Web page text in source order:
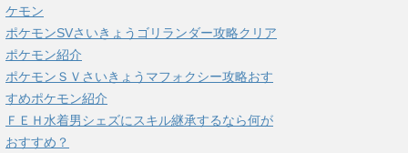
ケモン
ポケモンSVさいきょうゴリランダー攻略クリア
ポケモン紹介
ポケモンＳＶさいきょうマフォクシー攻略おす
すめポケモン紹介
ＦＥＨ水着男シェズにスキル継承するなら何が
おすすめ？